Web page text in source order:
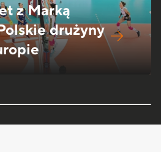
z Marką
drużyny